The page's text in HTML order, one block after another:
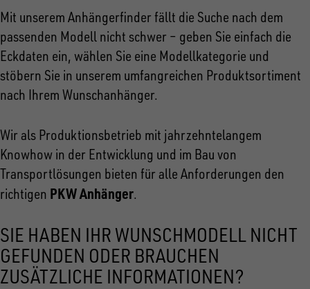
Mit unserem Anhängerfinder fällt die Suche nach dem
passenden Modell nicht schwer – geben Sie einfach die
Eckdaten ein, wählen Sie eine Modellkategorie und
stöbern Sie in unserem umfangreichen Produktsortiment
nach Ihrem Wunschanhänger.
Wir als Produktionsbetrieb mit jahrzehntelangem
Knowhow in der Entwicklung und im Bau von
Transportlösungen bieten für alle Anforderungen den
richtigen PKW Anhänger.
SIE HABEN IHR WUNSCHMODELL NICHT
GEFUNDEN ODER BRAUCHEN
ZUSÄTZLICHE INFORMATIONEN?